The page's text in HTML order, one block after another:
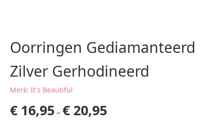
Oorringen Gediamanteerd
Zilver Gerhodineerd
Merk: It's Beautiful
€ 16,95–€ 20,95